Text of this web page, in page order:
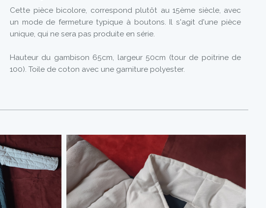
Cette pièce bicolore, correspond plutôt au 15ème siècle, avec
un mode de fermeture typique à boutons. Il s'agit d'une pièce
unique, qui ne sera pas produite en série.
Hauteur du gambison 65cm, largeur 50cm (tour de poitrine de
100). Toile de coton avec une garniture polyester.